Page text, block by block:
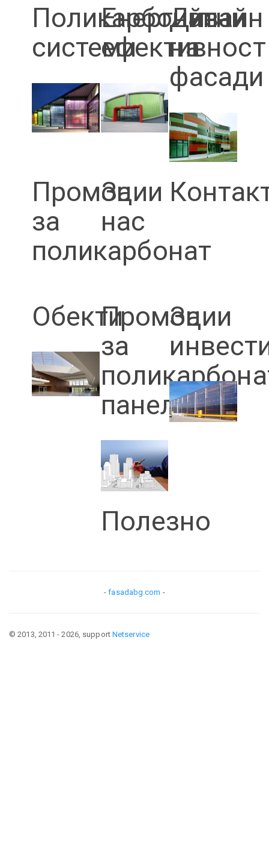
Поликарбонатни
системи
Енергийна
ефективност
Дизайн
на
фасади
Промоции
за
поликарбонат
За
нас
ОбектиПромоции
за
панели
За
Полезно
-fasadabg.com -
© 2013, 2011 - 2026, support Netservice